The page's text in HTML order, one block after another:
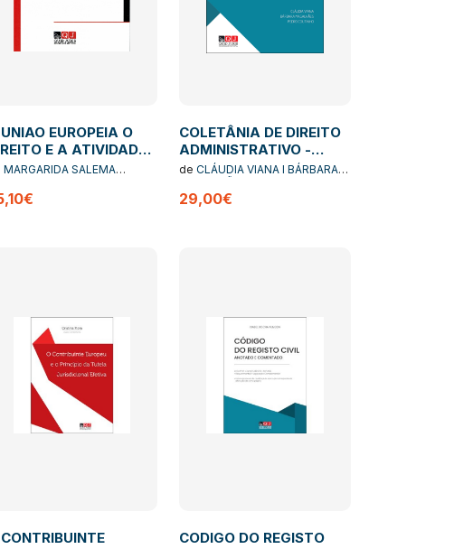
EUROPEIA O
E A ATIVIDADE
EDICAO
MARGARIDA SALEMA
COLETÂNIA DE DIREITO
ADMINISTRATIVO -
Organização
deCLÁUDIA VIANA I BÁRBARA
COUTINHO
29,00€
CODIGO DO REGISTO